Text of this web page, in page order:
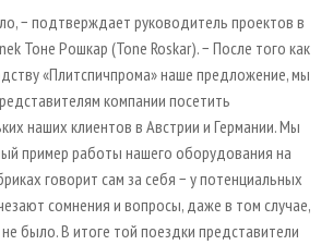
− подтверждает руководитель проектов в
Тоне Рошкар (Tone Roskar). − После того как
«Плитспичпрома» наше предложение, мы
компании посетить
наших клиентов в Австрии и Германии. Мы
пример работы нашего оборудования на
говорит сам за себя − у потенциальных
сомнения и вопросы, даже в том случае,
было. В итоге той поездки представители